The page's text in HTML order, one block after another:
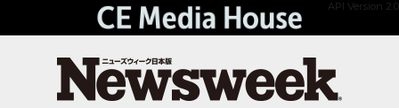
API Version 2.0